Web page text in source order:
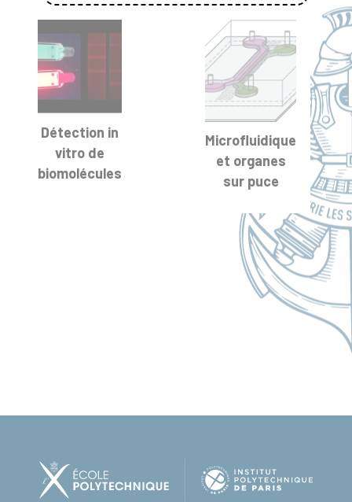
Détection in
vitro de
biomolécules
Microfluidique
et organes
sur puce